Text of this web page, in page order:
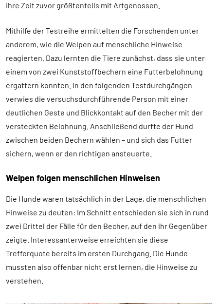
ihre Zeit zuvor größtenteils mit Artgenossen.
Mithilfe der Testreihe ermittelten die Forschenden unter
anderem, wie die Welpen auf menschliche Hinweise
reagierten. Dazu lernten die Tiere zunächst, dass sie unter
einem von zwei Kunststoffbechern eine Futterbelohnung
ergattern konnten. In den folgenden Testdurchgängen
verwies die versuchsdurchführende Person mit einer
deutlichen Geste und Blickkontakt auf den Becher mit der
versteckten Belohnung. Anschließend durfte der Hund
zwischen beiden Bechern wählen – und sich das Futter
sichern, wenn er den richtigen ansteuerte.
Welpen folgen menschlichen Hinweisen
Die Hunde waren tatsächlich in der Lage, die menschlichen
Hinweise zu deuten: Im Schnitt entschieden sie sich in rund
zwei Drittel der Fälle für den Becher, auf den ihr Gegenüber
zeigte. Interessanterweise erreichten sie diese
Trefferquote bereits im ersten Durchgang. Die Hunde
mussten also offenbar nicht erst lernen, die Hinweise zu
verstehen.